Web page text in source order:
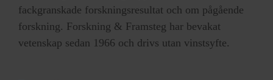
fackgranskade forskningsresultat och om pågående
forskning. Forskning & Framsteg har bevakat
vetenskap sedan 1966 och drivs utan vinstsyfte.